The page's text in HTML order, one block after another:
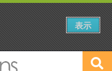
表示